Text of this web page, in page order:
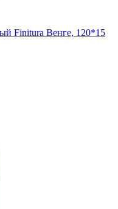
Finitura Венге, 120*15